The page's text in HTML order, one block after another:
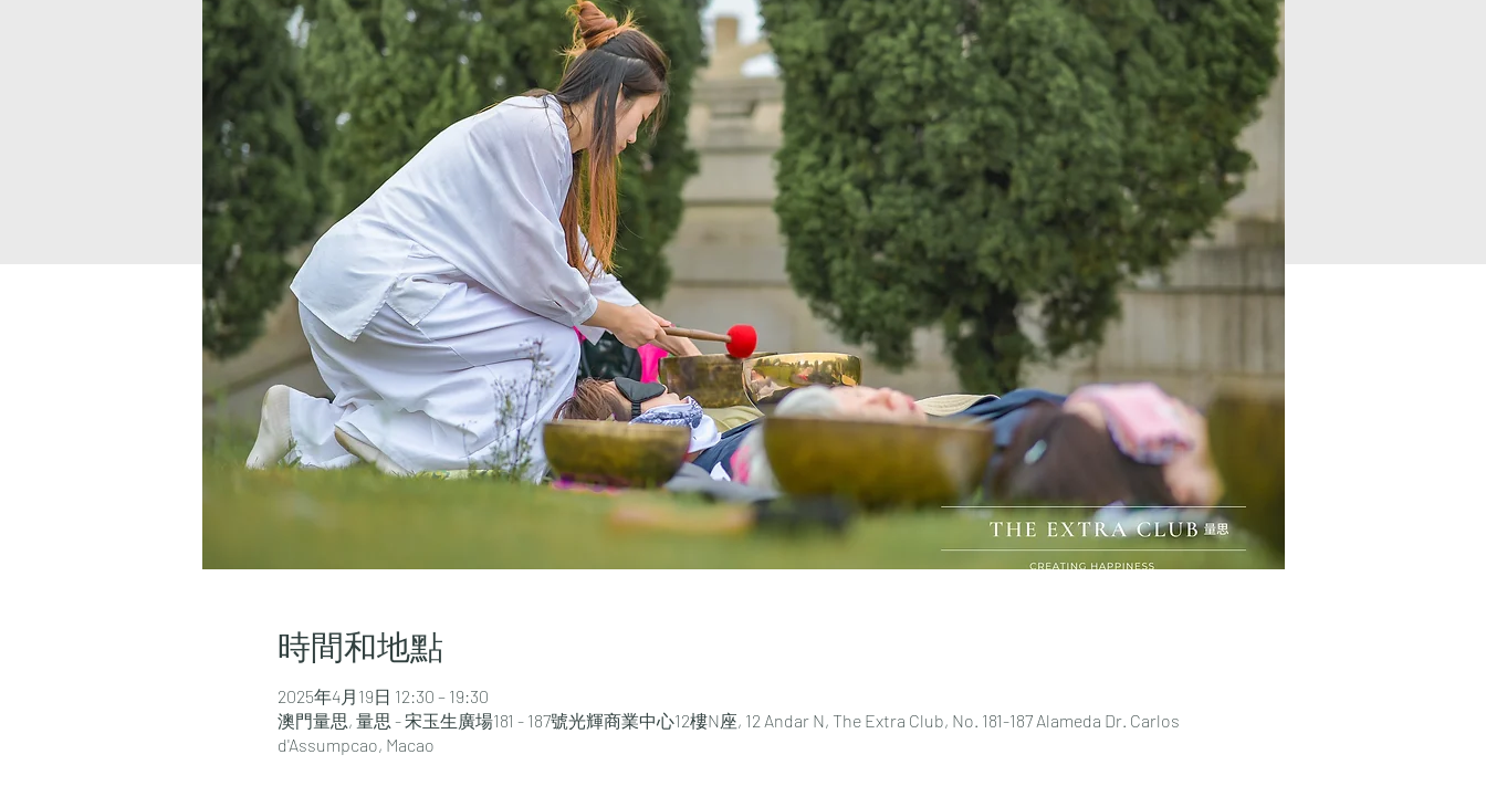
時間和地點
2025年4月19日 12:30 – 19:30
澳門量思, 量思 - 宋玉生廣場181 - 187號光輝商業中心12樓N座, 12 Andar N, The Extra Club, No. 181-187 Alameda Dr. Carlos
d'Assumpcao, Macao